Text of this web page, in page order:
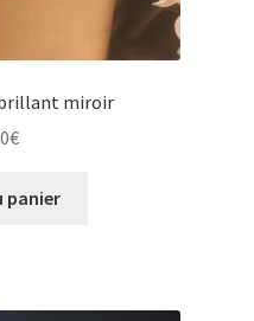
miroir
€
panier